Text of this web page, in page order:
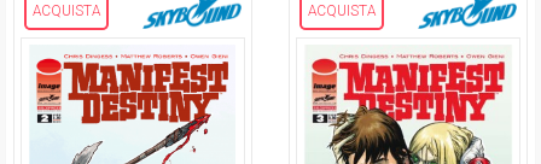
ACQUISTA ACQUISTA